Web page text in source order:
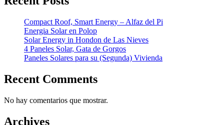
Compact Roof, Smart Energy – Alfaz del Pi
Energia Solar en Polop
Solar Energy in Hondon de Las Nieves
4 Paneles Solar, Gata de Gorgos
Paneles Solares para su (Segunda) Vivienda
Recent Comments
No hay comentarios que mostrar.
Archives